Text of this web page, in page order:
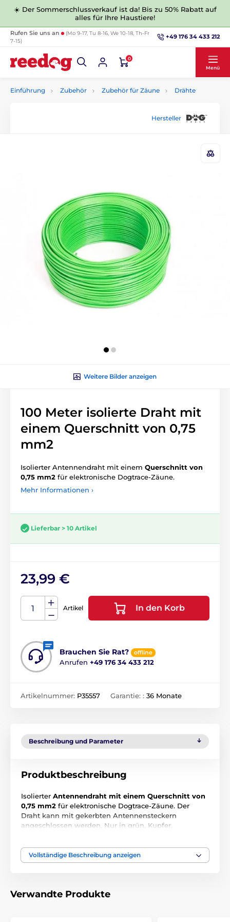
☀️ Der Sommerschlussverkauf ist da! Bis zu 50% Rabatt auf
alles für Ihre Haustiere!
Rufen Sie uns an
(Mo 9-17, Tu 8-16, We 10-18, Th-Fr
7-15)
+49 176 34 433 212
0
Menü
Einführung Zubehör Zubehör für Zäune Drähte
Hersteller
Weitere Bilder anzeigen
100 Meter isolierte Draht mit
einem Querschnitt von 0,75
mm2
Isolierter Antennendraht mit einem Querschnitt von
0,75 mm2 für elektronische Dogtrace-Zäune.
Mehr Informationen ›
Lieferbar > 10 Artikel
23,99 €
Artikel In den Korb
Brauchen Sie Rat? offline
Anrufen +49 176 34 433 212
Artikelnummer: P35557 Garantie: : 36 Monate
Beschreibung und Parameter
Produktbeschreibung
Isolierter Antennendraht mit einem Querschnitt von
0,75 mm2 für elektronische Dogtrace-Zäune. Der
Draht kann mit gekerbten Antennensteckern
angeschlossen werden. Nur in grün, Kupfer.
Modell des unsichtbaren Zauns
Für die
0,75 mm2 1
mm2 1,5 mm2 2,5 mm2
Vollständige Beschreibung anzeigen
Verwandte Produkte